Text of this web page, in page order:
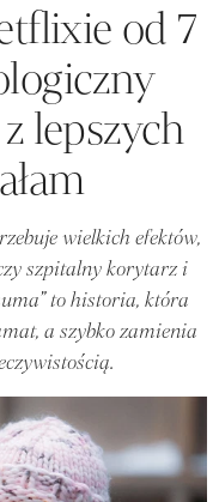
od 7
lepszych
wielkich efektów,
szpitalny korytarz i
to historia, która
a szybko zamienia